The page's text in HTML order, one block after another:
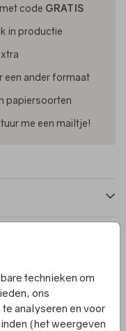
technieken om
ons
analyseren en voor
(het weergeven
met code GRATIS
in productie
een ander formaat
papiersoorten
me een mailtje!
waterverf voor
om deze kaart